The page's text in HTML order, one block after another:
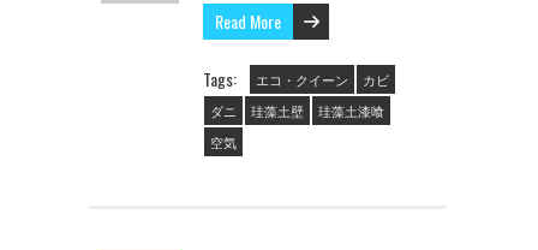
Read More
Tags: エコ・クイーン
カビ
ダニ
珪藻土壁
珪藻土漆喰
空気